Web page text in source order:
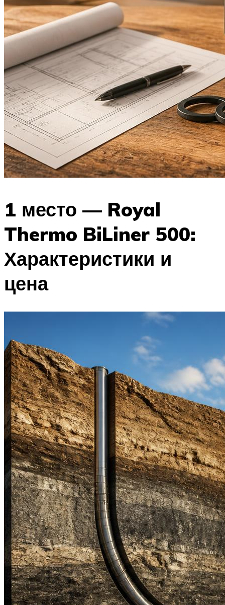
1 место — Royal
Thermo BiLiner 500:
Характеристики и
цена